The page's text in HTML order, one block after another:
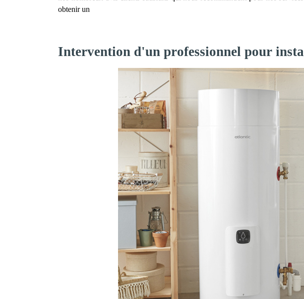
obtenir un
Intervention d'un professionnel pour